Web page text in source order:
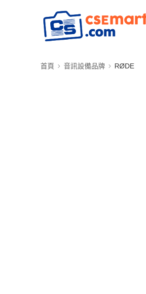
首頁 音訊設備品牌 RØDE